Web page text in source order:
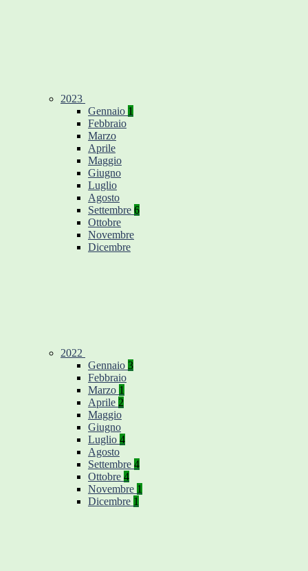
2023
Gennaio 1
Febbraio
Marzo
Aprile
Maggio
Giugno
Luglio
Agosto
Settembre 6
Ottobre
Novembre
Dicembre
2022
Gennaio 3
Febbraio
Marzo 1
Aprile 2
Maggio
Giugno
Luglio 4
Agosto
Settembre 4
Ottobre 4
Novembre 1
Dicembre 1